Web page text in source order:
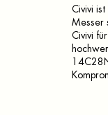
Civivi
Messer
Civivi